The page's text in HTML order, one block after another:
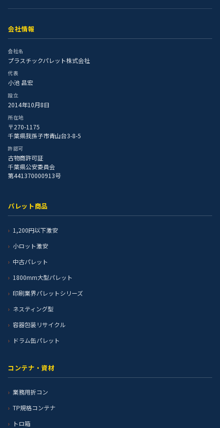
会社情報
会社名
プラスチックパレット株式会社
代表
小池 昌宏
設立
2014年10月8日
所在地
〒270-1175
千葉県我孫子市青山台3-8-5
許認可
古物商許可証
千葉県公安委員会
第441370000913号
パレット商品
1,200円以下激安
小ロット激安
中古パレット
1800mm大型パレット
印刷業界パレットシリーズ
ネスティング型
容器包装リサイクル
ドラム缶パレット
コンテナ・資材
業務用折コン
TP規格コンテナ
トロ箱